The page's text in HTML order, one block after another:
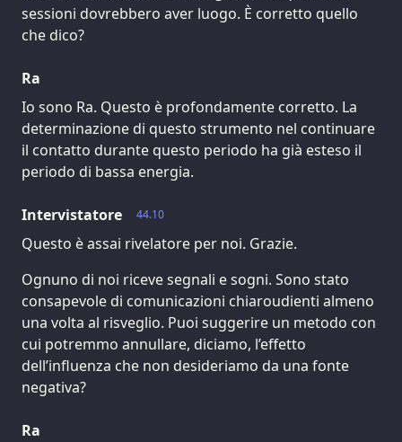
sessioni dovrebbero aver luogo. È corretto quello
che dico?
Ra
Io sono Ra. Questo è profondamente corretto. La
determinazione di questo strumento nel continuare
il contatto durante questo periodo ha già esteso il
periodo di bassa energia.
44.10
Intervistatore
Questo è assai rivelatore per noi. Grazie.
Ognuno di noi riceve segnali e sogni. Sono stato
consapevole di comunicazioni chiaroudienti almeno
una volta al risveglio. Puoi suggerire un metodo con
cui potremmo annullare, diciamo, l’effetto
dell’influenza che non desideriamo da una fonte
negativa?
Ra